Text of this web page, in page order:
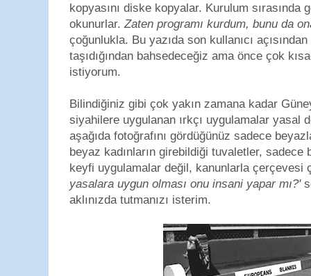
kopyasını diske kopyalar. Kurulum sırasında
okunurlar. Zaten programı kurdum, bunu da
çoğunlukla. Bu yazıda son kullanıcı
taşıdığından bahsedeceğiz ama önce çok
istiyorum.
Bilindiğiniz gibi çok yakın zamana kadar
siyahilere uygulanan ırkçı uygulamalar yasal
aşağıda fotoğrafını gördüğünüz sadece
beyaz kadınların girebildiği tuvaletler,
keyfi uygulamalar değil, kanunlarla çerçevesi
yasalara uygun olması onu insani yapar mı?'
aklınızda tutmanızı isterim.